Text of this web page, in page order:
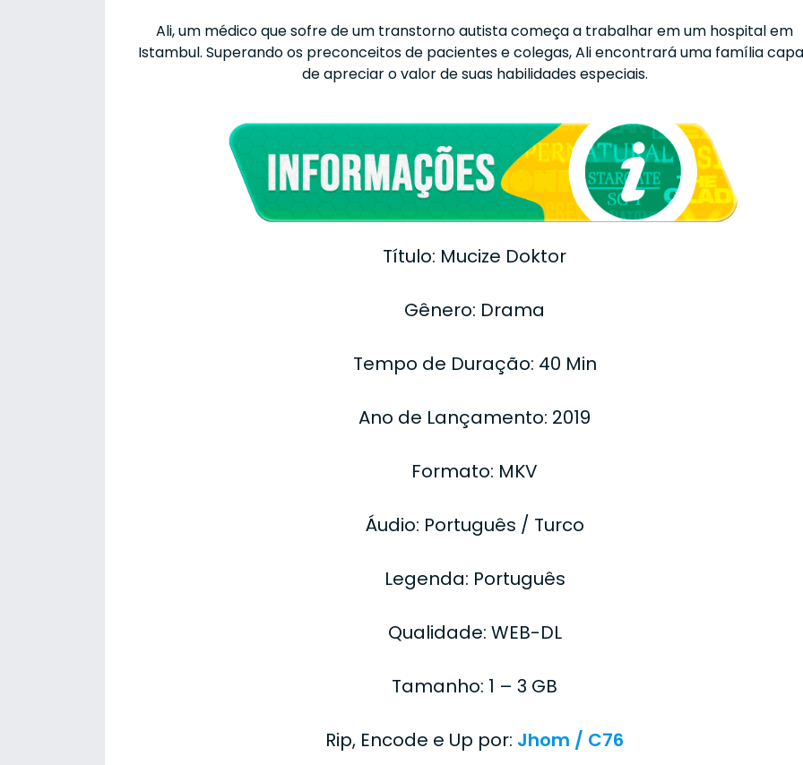
Ali, um médico que sofre de um transtorno autista começa a trabalhar em um hospital em
Istambul. Superando os preconceitos de pacientes e colegas, Ali encontrará uma família
de apreciar o valor de suas habilidades especiais.
Título: Mucize Doktor
Gênero: Drama
Tempo de Duração: 40 Min
Ano de Lançamento: 2019
Formato: MKV
Áudio: Português / Turco
Legenda: Português
Qualidade: WEB-DL
Tamanho: 1 – 3 GB
Rip, Encode e Up por: Jhom / C76